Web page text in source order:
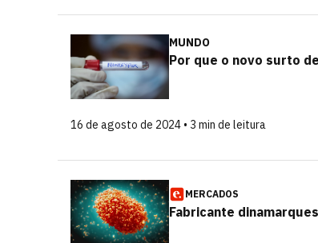
MUNDO
Por que o novo surto
16 de agosto de 2024 • 3 min de leitura
MERCADOS
Fabricante